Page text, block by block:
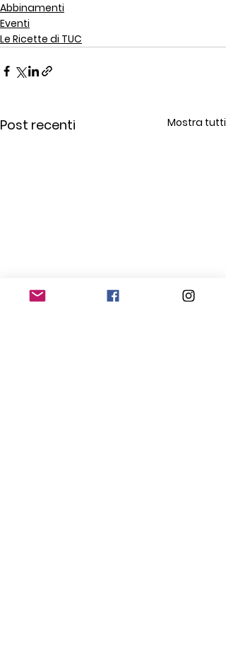
Abbinamenti
Eventi
Le Ricette di TUC
Post recenti Mostra tutti